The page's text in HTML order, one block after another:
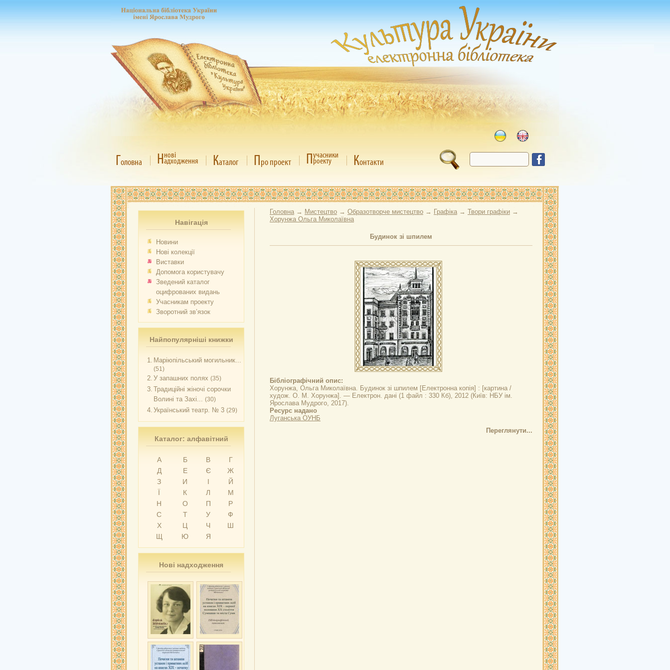
Головна Ннові
адходження Каталог Про проект Пучасники
роекту Контакти
Навігація
Новини
Нові колекції
Виставки
Допомога користувачу
Зведений каталог
оцифрованих видань
Учасникам проекту
Зворотний зв’язок
Найпопулярніші книжки
1. Маріюпільський могильник...
(51)
2. У запашних полях (35)
3. Традиційні жіночі сорочки
Волині та Захі... (30)
4. Український театр. № 3 (29)
Каталог: алфавітний
А Б В
Г
Д
Е Є
Ж
З
И І
Й
Ї
К Л
М
Н
О П
Р
С
Т У
Ф
Х
Ц Ч
Ш
Щ
Ю Я
Нові надходження
Головна → Мистецтво → Образотворче мистецтво → Графіка → Твори графіки →
Хорунжа Ольга Миколаївна
Будинок зі шпилем
Бібліографічний опис:
Хорунжа, Ольга Миколаївна. Будинок зі шпилем [Електронна копія] : [картина /
худож. О. М. Хорунжа]. — Електрон. дані (1 файл : 330 Кб), 2012 (Київ: НБУ ім.
Ярослава Мудрого, 2017).
Ресурс надано
Луганська ОУНБ
Переглянути...